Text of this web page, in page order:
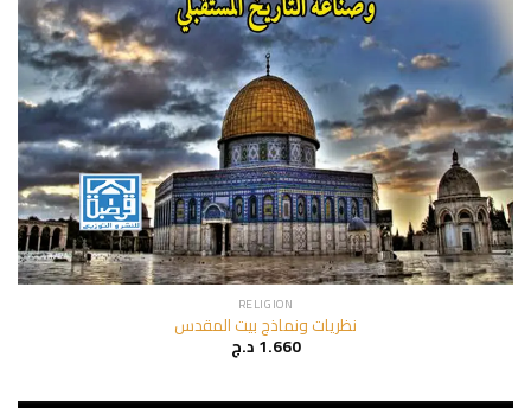
RELIGION
نظريات ونماذج بيت المقدس
1.660د.ج